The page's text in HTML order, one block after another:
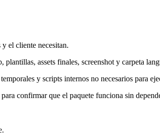
el cliente necesitan.
assets finales, screenshot y carpeta
y scripts internos no necesarios para
confirmar que el paquete funciona sin